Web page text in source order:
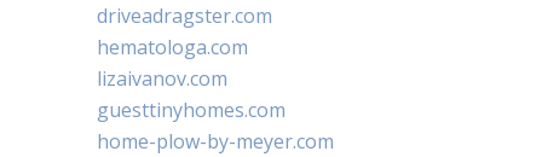
driveadragster.com
hematologa.com
lizaivanov.com
guesttinyhomes.com
home-plow-by-meyer.com